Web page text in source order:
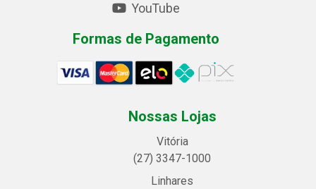
YouTube
Formas de Pagamento
Nossas Lojas
Vitória
(27) 3347-1000
Linhares